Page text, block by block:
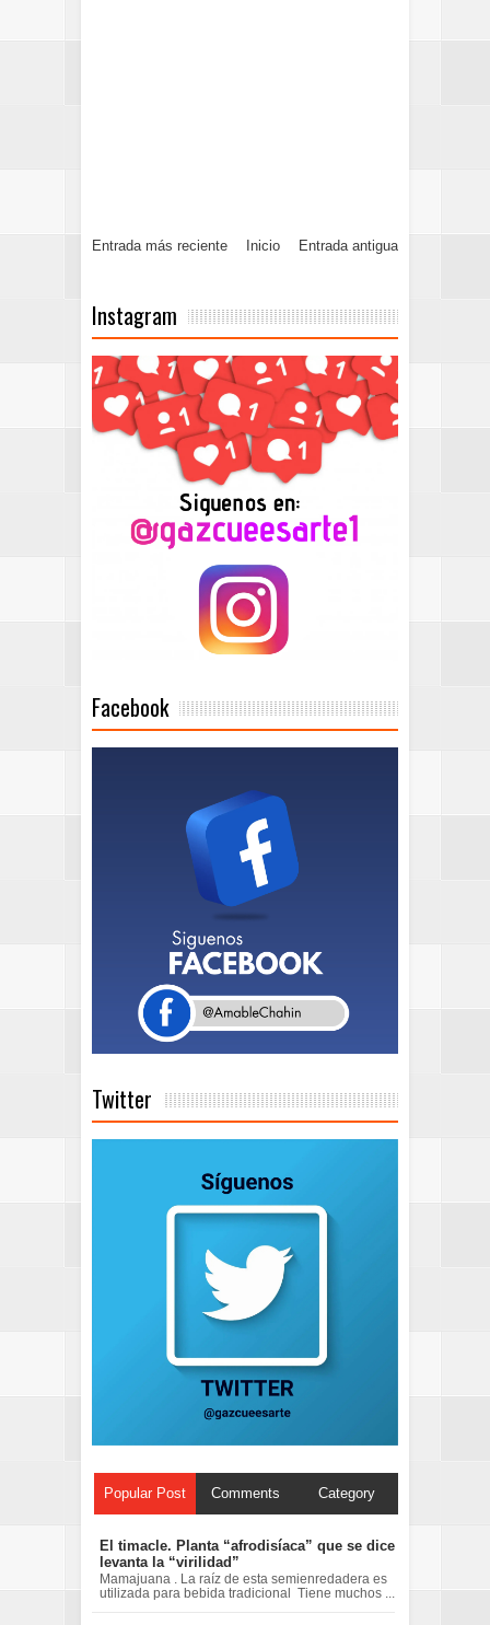
Entrada más reciente Entrada antigua
Inicio
Instagram
Facebook
Twitter
Popular Post Comments Category
El timacle. Planta “afrodisíaca” que se dice
levanta la “virilidad”
Mamajuana . La raíz de esta semienredadera es
utilizada para bebida tradicional Tiene muchos ...